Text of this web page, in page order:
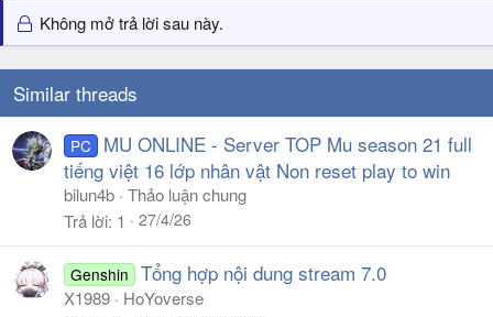
Không mở trả lời sau này.
Similar threads
PC
MU ONLINE - Server TOP Mu season 21 full
tiếng việt 16 lớp nhân vật Non reset play to win
bilun4b Thảo luận chung
Trả lời 1 27/4/26
Genshin Tổng hợp nội dung stream 7.0
X1989
HoYoverse